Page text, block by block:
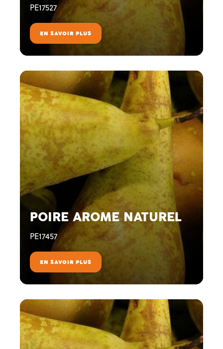
PE17527
EN SAVOIR PLUS
POIRE AROME NATUREL
PE17457
EN SAVOIR PLUS